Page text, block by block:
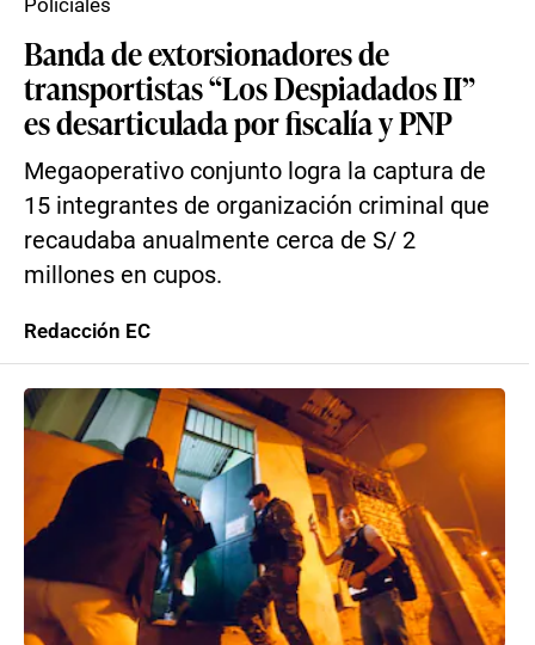
Banda de extorsionadores de
transportistas “Los Despiadados II”
es desarticulada por fiscalía y PNP
Megaoperativo conjunto logra la captura de
15 integrantes de organización criminal que
recaudaba anualmente cerca de S/ 2
millones en cupos.
Policiales
Redacción EC